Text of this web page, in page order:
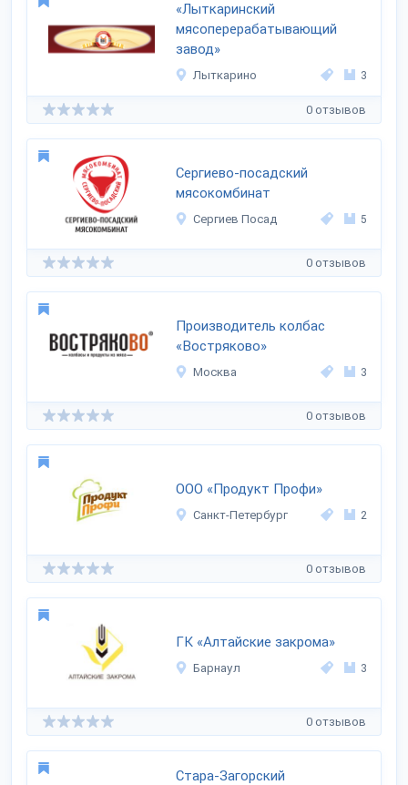
«Лыткаринский
мясоперерабатывающий
завод»
Лыткарино 3
0 отзывов
Сергиево-посадский
мясокомбинат
Сергиев Посад 5
0 отзывов
Производитель колбас
«Востряково»
Москва 3
0 отзывов
ООО «Продукт Профи»
Санкт-Петербург 2
0 отзывов
ГК «Алтайские закрома»
Барнаул 3
0 отзывов
Стара-Загорский